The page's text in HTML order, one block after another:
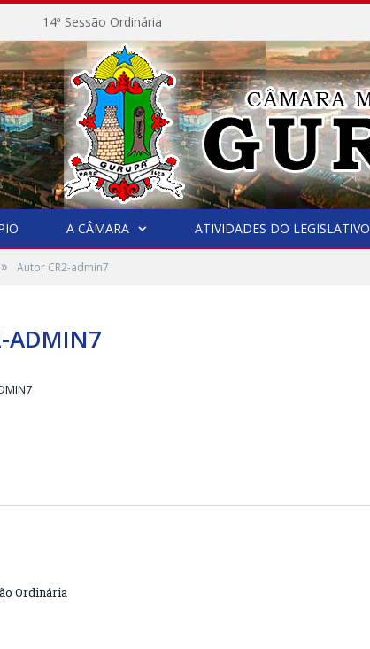
14ª Sessão Ordinária
A CÂMARA ATIVIDADES DO LEGISLATIVO
» Autor CR2-admin7
ADMIN7
Ordinária